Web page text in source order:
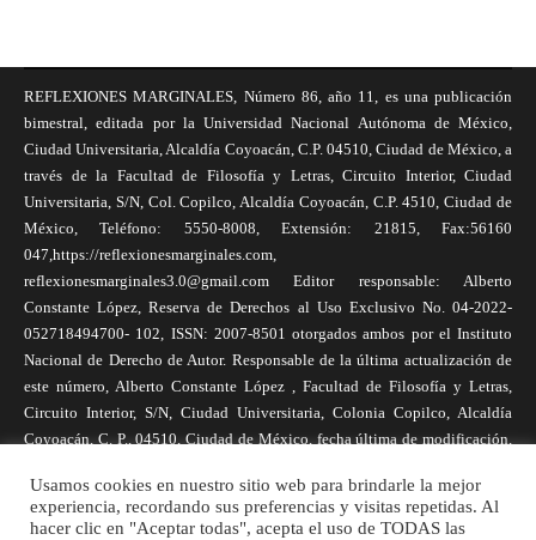
REFLEXIONES MARGINALES, Número 86, año 11, es una publicación
bimestral, editada por la Universidad Nacional Autónoma de México,
Ciudad Universitaria, Alcaldía Coyoacán, C.P. 04510, Ciudad de México, a
través de la Facultad de Filosofía y Letras, Circuito Interior, Ciudad
Universitaria, S/N, Col. Copilco, Alcaldía Coyoacán, C.P. 4510, Ciudad de
México, Teléfono: 5550-8008, Extensión: 21815, Fax:56160
047,https://reflexionesmarginales.com,
reflexionesmarginales3.0@gmail.com Editor responsable: Alberto
Constante López, Reserva de Derechos al Uso Exclusivo No. 04-2022-
052718494700- 102, ISSN: 2007-8501 otorgados ambos por el Instituto
Nacional de Derecho de Autor. Responsable de la última actualización de
este número, Alberto Constante López , Facultad de Filosofía y Letras,
Circuito Interior, S/N, Ciudad Universitaria, Colonia Copilco, Alcaldía
Coyoacán, C. P., 04510, Ciudad de México, fecha última de modificación,
necesariamente reflejan la postura de la revista, ni de Universidad Nacional
Autónoma de México. Los autores son responsables de los contenidos de
Usamos cookies en nuestro sitio web para brindarle la mejor
experiencia, recordando sus preferencias y visitas repetidas. Al
hacer clic en "Aceptar todas", acepta el uso de TODAS las